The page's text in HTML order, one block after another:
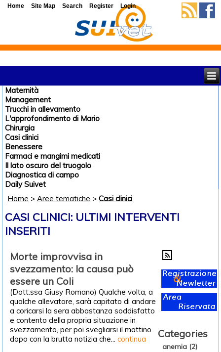
Maternità
Management
Trucchi in allevamento
L'approfondimento di Mario
Chirurgia
Casi clinici
Benessere
Farmaci e mangimi medicati
Il lato oscuro del truogolo
Diagnostica di campo
Daily Suivet
Home >Aree tematiche >Casi clinici
CASI CLINICI: ULTIMI INTERVENTI
INSERITI
Morte improvvisa in
svezzamento: la causa può
essere un Coli
(Dott.ssa Giusy Romano) Qualche volta, a
qualche allevatore, sarà capitato di andare
a coricarsi la sera abbastanza soddisfatto
e contento della propria situazione in
svezzamento, per poi svegliarsi il mattino
dopo con la brutta notizia che...continua Categories
anemia (2)
Home Site Map Search Register Login